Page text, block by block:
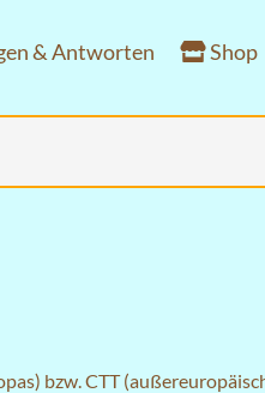
& Antworten Shop
bzw. CTT